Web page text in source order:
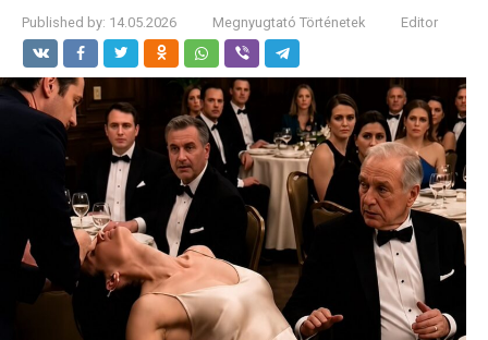
Published by: 14.05.2026 Megnyugtató Történetek Editor